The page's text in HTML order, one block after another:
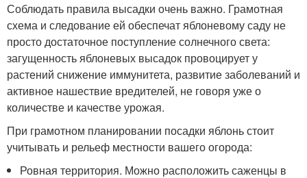
Соблюдать правила высадки очень важно. Грамотная
схема и следование ей обеспечат яблоневому саду не
просто достаточное поступление солнечного света:
загущенность яблоневых высадок провоцирует у
растений снижение иммунитета, развитие заболеваний и
активное нашествие вредителей, не говоря уже о
количестве и качестве урожая.
При грамотном планировании посадки яблонь стоит
учитывать и рельеф местности вашего огорода:
Ровная территория. Можно расположить саженцы в